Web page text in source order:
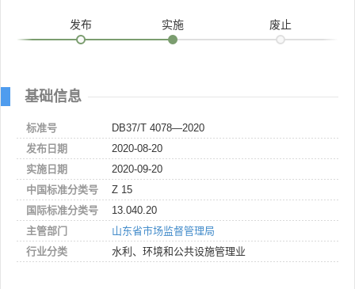
发布 实施 废止
基础信息
标准号
DB37/T 4078—2020
发布日期
2020-08-20
实施日期
2020-09-20
中国标准分类号
Z 15
国际标准分类号
13.040.20
主管部门
山东省市场监督管理局
行业分类
水利、环境和公共设施管理业